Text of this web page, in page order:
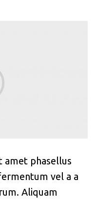
amet phasellus
vel a a
Aliquam